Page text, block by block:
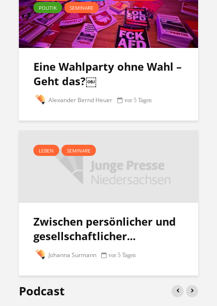
POLITIK
SEMINARE
Eine Wahlparty ohne Wahl –
Geht das?￼
Alexander Bernd Heuer vor 5 Tagen
LEBEN SEMINARE
Zwischen persönlicher und
gesellschaftlicher...
Johanna Surmann vor 5 Tagen
Podcast